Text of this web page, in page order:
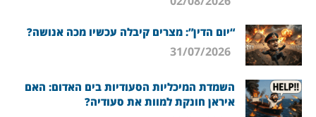
“יום הדין”: מצרים קיבלה עכשיו מכה אנושה?
השמדת המיכליות הסעודיות בים האדום: האם
איראן חונקת למוות את סעודיה?